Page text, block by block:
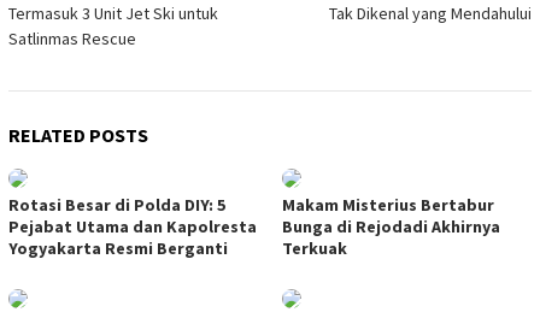
Termasuk 3 Unit Jet Ski untuk
Satlinmas Rescue
Tak Dikenal yang Mendahului
RELATED POSTS
Rotasi Besar di Polda DIY: 5
Pejabat Utama dan Kapolresta
Yogyakarta Resmi Berganti
Makam Misterius Bertabur
Bunga di Rejodadi Akhirnya
Terkuak